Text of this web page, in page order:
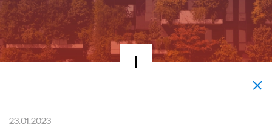
23.01.2023